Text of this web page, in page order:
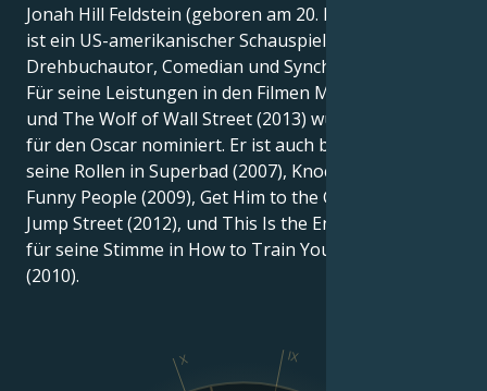
Jonah Hill Feldstein (geboren am 20. Dezember 1983)
ist ein US-amerikanischer Schauspieler, Produzent,
Drehbuchautor, Comedian und Synchronsprecher.
Für seine Leistungen in den Filmen Moneyball (2011)
und The Wolf of Wall Street (2013) wurde er zweimal
für den Oscar nominiert. Er ist auch bekannt für
seine Rollen in Superbad (2007), Knocked Up (2007),
Funny People (2009), Get Him to the Greek (2010), 21
Jump Street (2012), und This Is the End (2013), sowie
für seine Stimme in How to Train Your Dragon
(2010).
IX
X